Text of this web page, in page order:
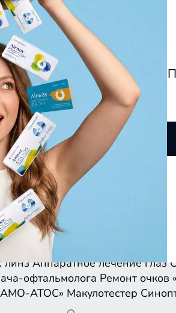
линз Аппаратное лечение глаз
офтальмолога Ремонт очков
АТОС» Макулотестер
линз Аппаратное лечение глаз
офтальмолога Ремонт очков
АТОС» Макулотестер